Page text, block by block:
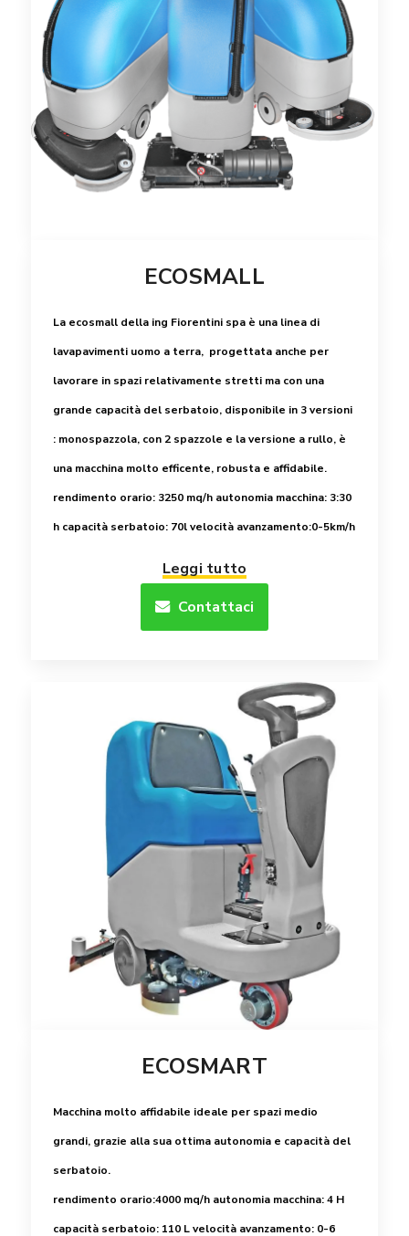
ECOSMALL
La ecosmall della ing Fiorentini spa è una linea di
lavapavimenti uomo a terra, progettata anche per
lavorare in spazi relativamente stretti ma con una
grande capacità del serbatoio, disponibile in 3 versioni
: monospazzola, con 2 spazzole e la versione a rullo, è
una macchina molto efficente, robusta e affidabile.
rendimento orario: 3250 mq/h autonomia macchina: 3:30
h capacità serbatoio: 70l velocità avanzamento:0-5km/h
Leggi tutto
Contattaci
ECOSMART
Macchina molto affidabile ideale per spazi medio
grandi, grazie alla sua ottima autonomia e capacità del
serbatoio.
rendimento orario:4000 mq/h autonomia macchina: 4 H
capacità serbatoio: 110 L velocità avanzamento: 0-6